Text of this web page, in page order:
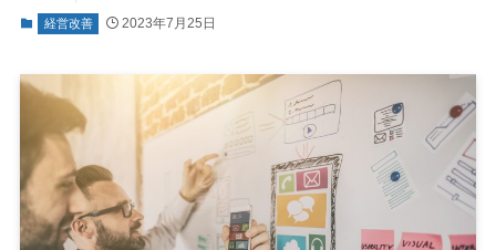
経営改善 2023年7月25日